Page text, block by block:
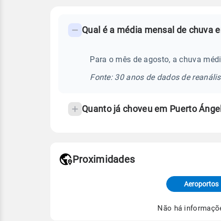
frequentes
temperatura
Qual é a média mensal de chuva
Para o mês de agosto, a chuva
Fonte: 30 anos de dados de
Quanto já choveu em Puerto
de Tempo e Estudos Climáticos
Proximidades
Aeroportos
Não há